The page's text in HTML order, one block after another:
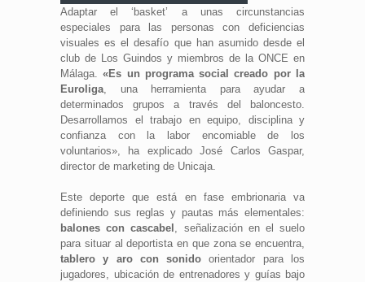
Adaptar el ‘basket’ a unas circunstancias
especiales para las personas con deficiencias
visuales es el desafío que han asumido desde el
club de Los Guindos y miembros de la ONCE en
Málaga.«Es un programa social creado por la
Euroliga, una herramienta para ayudar a
determinados grupos a través del baloncesto.
Desarrollamos el trabajo en equipo, disciplina y
confianza con la labor encomiable de los
voluntarios», ha explicado José Carlos Gaspar,
director de marketing de Unicaja.
Este deporte que está en fase embrionaria va
definiendo sus reglas y pautas más elementales:
balones con cascabel , señalización en el suelo
para situar al deportista en que zona se encuentra,
tablero y aro con sonido orientador para los
jugadores, ubicación de entrenadores y guías bajo